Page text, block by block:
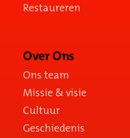
Restaureren
Over Ons
Ons team
Missie & visie
Cultuur
Geschiedenis